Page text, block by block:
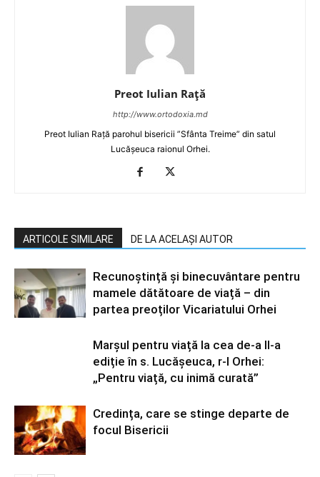
Preot Iulian Raţă
http://www.ortodoxia.md
Preot Iulian Rață parohul bisericii ”Sfânta Treime” din satul
Lucășeuca raionul Orhei.
ARTICOLE SIMILARE DE LA ACELAȘI AUTOR
Recunoștință și binecuvântare pentru
mamele dătătoare de viață – din
partea preoților Vicariatului Orhei
Marșul pentru viață la cea de-a II-a
ediție în s. Lucășeuca, r-l Orhei:
„Pentru viață, cu inimă curată”
Credința, care se stinge departe de
focul Bisericii